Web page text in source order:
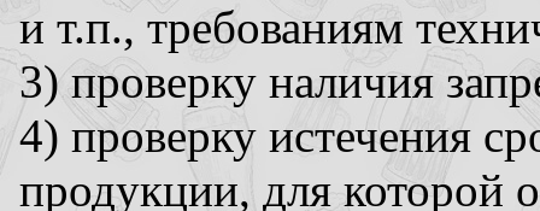
и т.п., требованиям
3) проверку наличия
4) проверку истечения
продукции, для которой